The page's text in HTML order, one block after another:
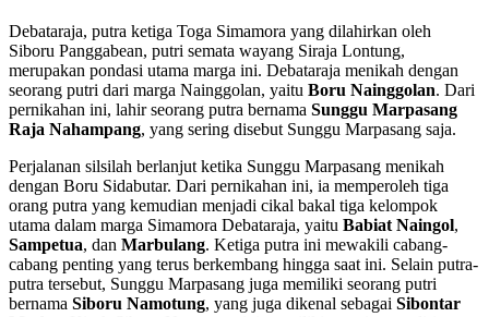
Debataraja, putra ketiga Toga Simamora yang dilahirkan oleh
Siboru Panggabean, putri semata wayang Siraja Lontung,
merupakan pondasi utama marga ini. Debataraja menikah dengan
seorang putri dari marga Nainggolan, yaitu Boru Nainggolan. Dari
pernikahan ini, lahir seorang putra bernama Sunggu Marpasang
Raja Nahampang, yang sering disebut Sunggu Marpasang saja.
Perjalanan silsilah berlanjut ketika Sunggu Marpasang menikah
dengan Boru Sidabutar. Dari pernikahan ini, ia memperoleh tiga
orang putra yang kemudian menjadi cikal bakal tiga kelompok
utama dalam marga Simamora Debataraja, yaitu Babiat Naingol,
Sampetua, dan Marbulang. Ketiga putra ini mewakili cabang-
cabang penting yang terus berkembang hingga saat ini. Selain putra-
putra tersebut, Sunggu Marpasang juga memiliki seorang putri
bernama Siboru Namotung, yang juga dikenal sebagai Sibontar